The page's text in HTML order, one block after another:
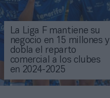
La Liga F mantiene su
negocio en 15 millones y
dobla el reparto
comercial a los clubes
en 2024-2025